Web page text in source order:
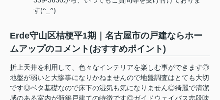
す(^_^)
Erde守山区桔梗平1期｜名古屋市の戸建ならホー
ムアップのコメント(おすすめポイント)
折上天井を利用して、色々なインテリアを楽しむ事ができます◎
地盤が弱いと大惨事になりかねませんので地盤調査はとても大切
です◎ベタ基礎なので床下の湿気も気になりません◎綺麗で清潔
感のある室内が新築戸建ての特徴です◎ガイドウェイバス志段味